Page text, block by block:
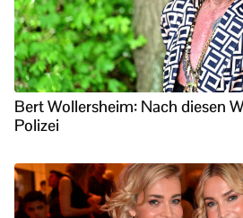
Bert Wollersheim: Nach diesen
Polizei